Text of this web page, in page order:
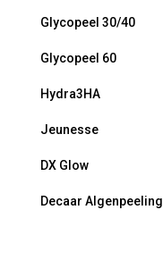
Glycopeel 30/40
Glycopeel 60
Hydra3HA
Jeunesse
DX Glow
Decaar Algenpeeling